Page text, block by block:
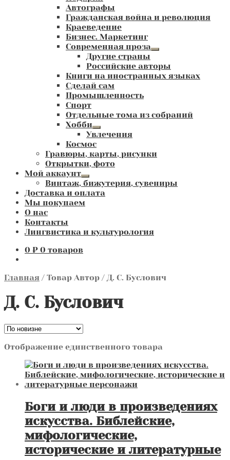
Автографы
Гражданская война и революция
Краеведение
Бизнес. Маркетинг
Современная проза
Развернутое
меню
Другие страны
Российские авторы
Книги на иностранных языках
Сделай сам
Промышленность
Спорт
Отдельные тома из собраний
Хобби
Развернутое
вложенное
меню
Увлечения
Космос
Гравюры, карты, рисунки
Открытки, фото
Мой аккаунт
Развернутое
вложенное
меню
Винтаж, бижутерия, сувениры
Доставка и оплата
Мы покупаем
О нас
Контакты
Лингвистика и культурология
0 ₽ 0 товаров
Главная / Товар Автор / Д. С. Буслович
Д. С. Буслович
Отображение единственного товара
Боги и люди в произведениях
искусства. Библейские,
мифологические,
исторические и литературные